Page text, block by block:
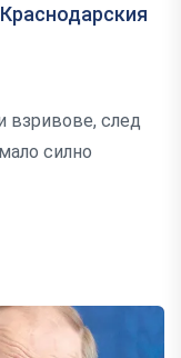
взривове, след
силно